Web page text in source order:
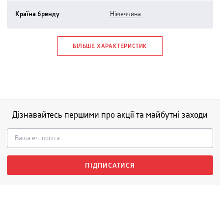
Країна бренду німеччина
БІЛЬШЕ ХАРАКТЕРИСТИК
Дізнавайтесь першими про акції та майбутні заходи
ПІДПИСАТИСЯ